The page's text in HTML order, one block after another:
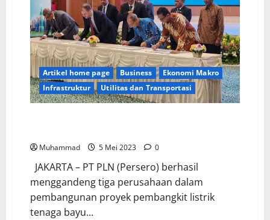
Artikel home page Business
Ekonomi Makro
Infrastruktur
Utilitas dan Transportasi
Muhammad 5 Mei 2023 0
JAKARTA – PT PLN (Persero) berhasil
menggandeng tiga perusahaan dalam
pembangunan proyek pembangkit listrik
tenaga bayu...